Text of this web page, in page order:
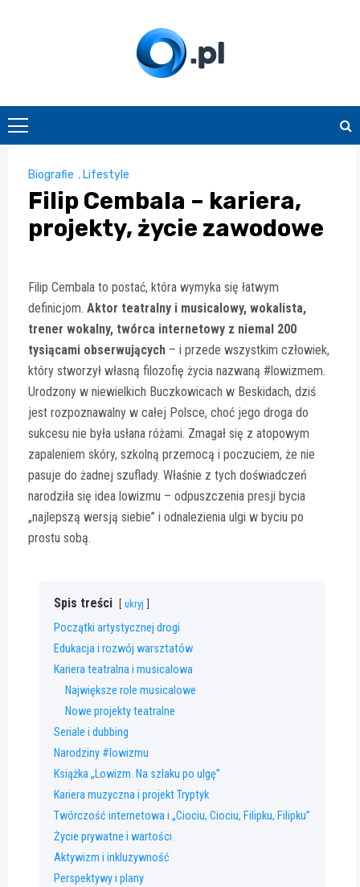
O.pl
Biografie , Lifestyle
Filip Cembala – kariera,
projekty, życie zawodowe
Filip Cembala to postać, która wymyka się łatwym
definicjom. Aktor teatralny i musicalowy, wokalista,
trener wokalny, twórca internetowy z niemal 200
tysiącami obserwujących – i przede wszystkim człowiek,
który stworzył własną filozofię życia nazwaną #lowizmem.
Urodzony w niewielkich Buczkowicach w Beskidach, dziś
jest rozpoznawalny w całej Polsce, choć jego droga do
sukcesu nie była usłana różami. Zmagał się z atopowym
zapaleniem skóry, szkolną przemocą i poczuciem, że nie
pasuje do żadnej szuflady. Właśnie z tych doświadczeń
narodziła się idea lowizmu – odpuszczenia presji bycia
„najlepszą wersją siebie” i odnalezienia ulgi w byciu po
prostu sobą.
Spis treści ukryj
Początki artystycznej drogi
Edukacja i rozwój warsztatów
Kariera teatralna i musicalowa
Największe role musicalowe
Nowe projekty teatralne
Seriale i dubbing
Narodziny #lowizmu
Książka „Lowizm. Na szlaku po ulgę”
Kariera muzyczna i projekt Tryptyk
Twórczość internetowa i „Ciociu, Ciociu, Filipku, Filipku”
Życie prywatne i wartości
Aktywizm i inkluzywność
Perspektywy i plany